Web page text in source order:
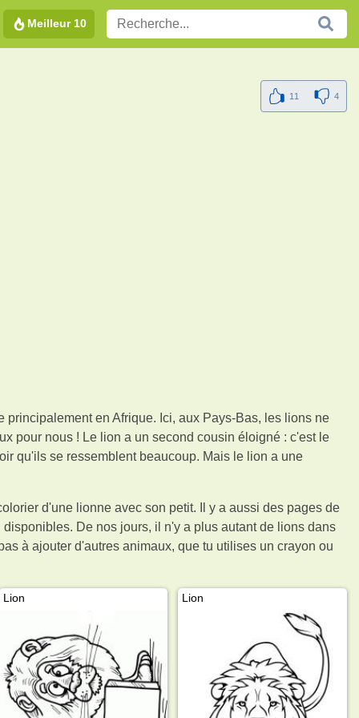
Meilleur 10
11 4
en Afrique. Ici, aux Pays-Bas, les lions ne
pour nous ! Le lion a un second cousin éloigné : c'est le
qu'ils se ressemblent beaucoup. Mais le lion a une
d'une lionne avec son petit. Il y a aussi des pages de
De nos jours, il n'y a plus autant de lions dans
à ajouter d'autres animaux, que tu utilises un crayon ou
Lion Lion